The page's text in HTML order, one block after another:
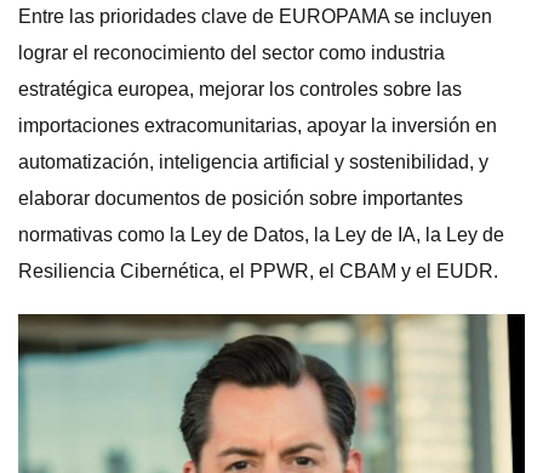
Entre las prioridades clave de EUROPAMA se incluyen
lograr el reconocimiento del sector como industria
estratégica europea, mejorar los controles sobre las
importaciones extracomunitarias, apoyar la inversión en
automatización, inteligencia artificial y sostenibilidad, y
elaborar documentos de posición sobre importantes
normativas como la Ley de Datos, la Ley de IA, la Ley de
Resiliencia Cibernética, el PPWR, el CBAM y el EUDR.